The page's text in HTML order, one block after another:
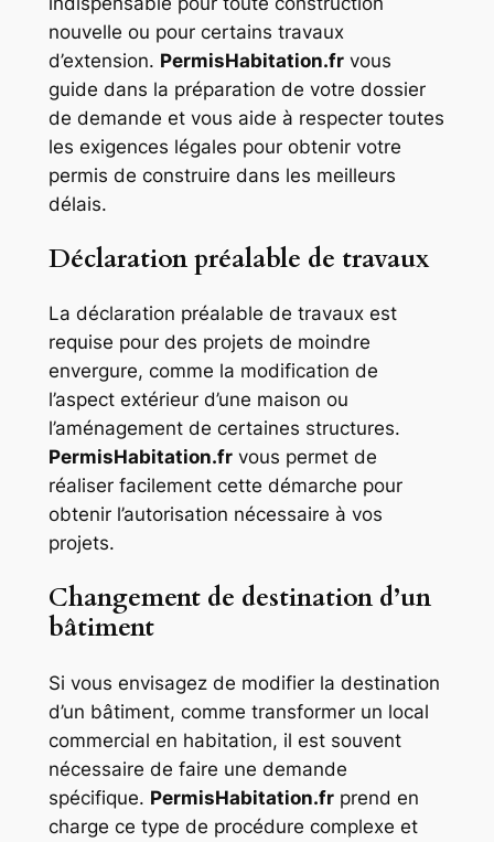
nouvelle ou pour certains travaux
d’extension. PermisHabitation.frvous
guide dans la préparation de votre dossier
de demande et vous aide à respecter toutes
les exigences légales pour obtenir votre
permis de construire dans les meilleurs
délais.
Déclaration préalable de travaux
La déclaration préalable de travaux est
requise pour des projets de moindre
envergure, comme la modification de
l’aspect extérieur d’une maison ou
l’aménagement de certaines structures.
PermisHabitation.frvous permet de
réaliser facilement cette démarche pour
obtenir l’autorisation nécessaire à vos
projets.
Changement de destination d’un
bâtiment
Si vous envisagez de modifier la destination
d’un bâtiment, comme transformer un local
commercial en habitation, il est souvent
nécessaire de faire une demande
spécifique. PermisHabitation.frprend en
charge ce type de procédure complexe et